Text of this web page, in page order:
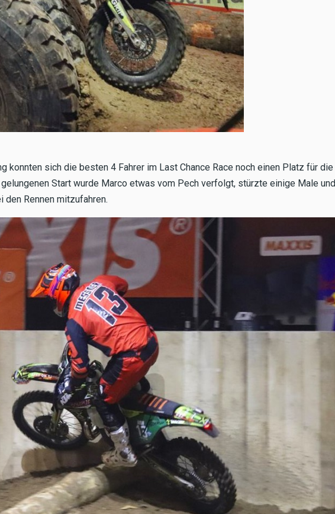
konnten sich die besten 4 Fahrer im Last Chance Race noch einen Platz für die
gelungenen Start wurde Marco etwas vom Pech verfolgt, stürzte einige Male und
Rennen mitzufahren.